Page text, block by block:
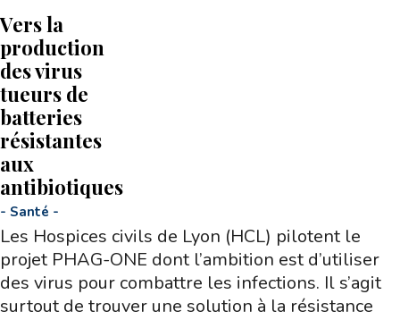
Vers la
production
des virus
tueurs de
batteries
résistantes
aux
antibiotiques
- Santé -
Les Hospices civils de Lyon (HCL) pilotent le
projet PHAG-ONE dont l’ambition est d’utiliser
des virus pour combattre les infections. Il s’agit
surtout de trouver une solution à la résistance